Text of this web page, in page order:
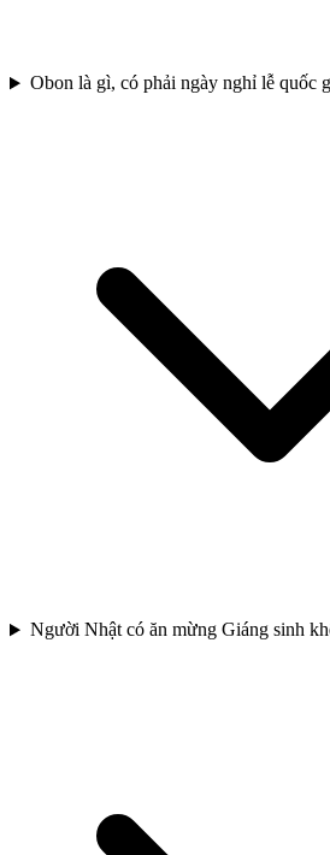
Obon là gì, có phải ngày nghỉ lễ quốc
Người Nhật có ăn mừng Giáng sinh